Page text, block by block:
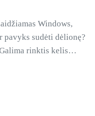
Windows,
pavyks sudėti dėlionę?
rinktis kelis
yra savo vietoje.